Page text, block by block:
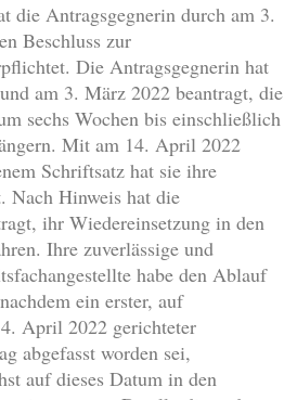
die Antragsgegnerin durch am 3.
Beschluss zur
Die Antragsgegnerin hat
am 3. März 2022 beantragt, die
sechs Wochen bis einschließlich
Mit am 14. April 2022
Schriftsatz hat sie ihre
Nach Hinweis hat die
ihr Wiedereinsetzung in den
Ihre zuverlässige und
habe den Ablauf
ein erster, auf
April 2022 gerichteter
abgefasst worden sei,
auf dieses Datum in den